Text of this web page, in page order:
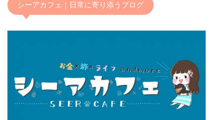
シーアカフェ｜日常に寄り添うブログ